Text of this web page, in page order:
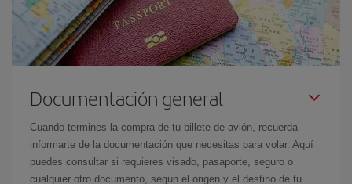
Documentación general
Cuando termines la compra de tu billete de avión, recuerda
informarte de la documentación que necesitas para volar. Aquí
puedes consultar si requieres visado, pasaporte, seguro o
cualquier otro documento, según el origen y el destino de tu